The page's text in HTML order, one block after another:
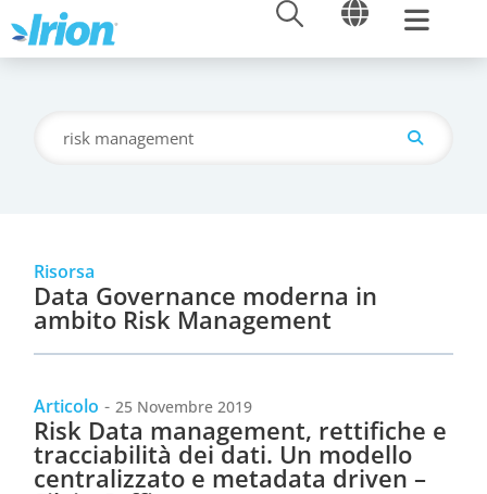
al
contenuto
APRI APRI
Cerca
Risorsa
Data Governance moderna in
ambito Risk Management
Articolo - 25 Novembre 2019
Risk Data management, rettifiche e
tracciabilità dei dati. Un modello
centralizzato e metadata driven –